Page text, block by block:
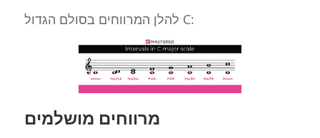
להלן המרווחים בסולם הגדול C:
מרווחים מושלמים